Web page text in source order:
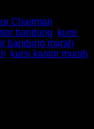
Chairman
bandung
kursi
bandung murah
kursi kantor murah